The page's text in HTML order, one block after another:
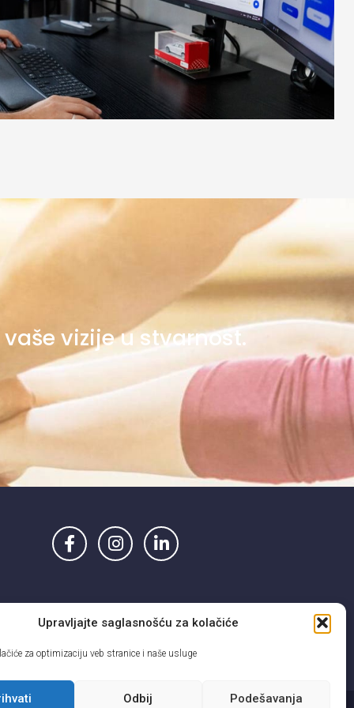
Upravljajte saglasnošću za kolačiće
za optimizaciju veb stranice i naše usluge
Odbij Podešavanja
vizije u stvarnost.